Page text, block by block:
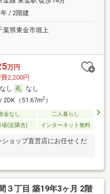
/ 2階建
葉県東金市堀上
万円
2,200円
なし
なし
2DK（51.67m2）
金なし
二人暮らし
場(近隣含) インターネット無料
ョップ直営店にお任せくだ
３丁目 築19年3ヶ月 2階